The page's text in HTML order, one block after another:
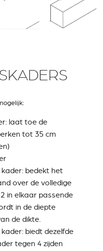
laat toe de
tot 35 cm
bedekt het
over de volledige
in elkaar passende
in de diepte
de dikte.
biedt dezelfde
tegen 4 zijden